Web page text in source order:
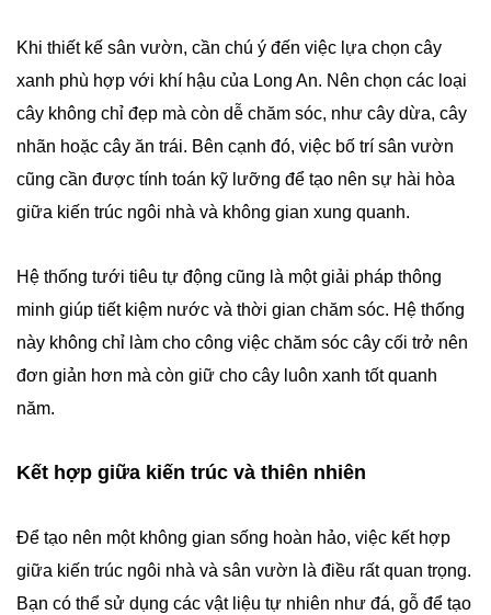
Khi thiết kế sân vườn, cần chú ý đến việc lựa chọn cây
xanh phù hợp với khí hậu của Long An. Nên chọn các loại
cây không chỉ đẹp mà còn dễ chăm sóc, như cây dừa, cây
nhãn hoặc cây ăn trái. Bên cạnh đó, việc bố trí sân vườn
cũng cần được tính toán kỹ lưỡng để tạo nên sự hài hòa
giữa kiến trúc ngôi nhà và không gian xung quanh.
Hệ thống tưới tiêu tự động cũng là một giải pháp thông
minh giúp tiết kiệm nước và thời gian chăm sóc. Hệ thống
này không chỉ làm cho công việc chăm sóc cây cối trở nên
đơn giản hơn mà còn giữ cho cây luôn xanh tốt quanh
năm.
Kết hợp giữa kiến trúc và thiên nhiên
Để tạo nên một không gian sống hoàn hảo, việc kết hợp
giữa kiến trúc ngôi nhà và sân vườn là điều rất quan trọng.
Bạn có thể sử dụng các vật liệu tự nhiên như đá, gỗ để tạo